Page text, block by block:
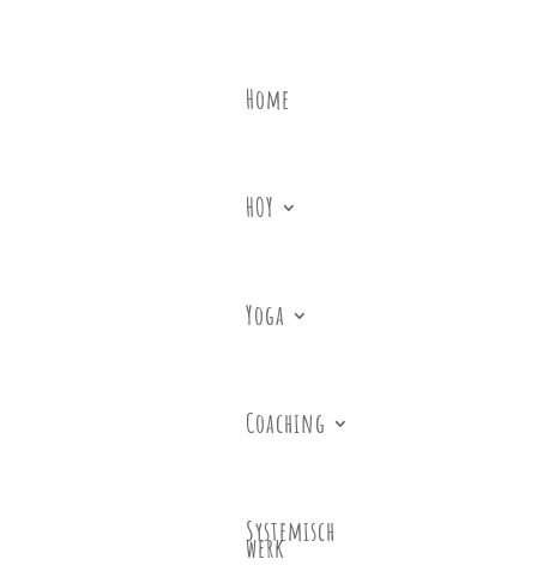
Home
HOY
Yoga
Coaching
Systemisch
werk